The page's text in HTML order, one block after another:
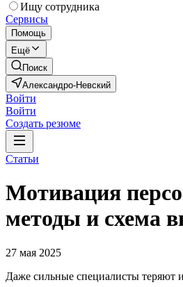
Ищу сотрудника
Сервисы
Помощь
Ещё
Поиск
Александро-Невский
Войти
Войти
Создать резюме
Статьи
Мотивация
методы и схема
27 мая 2025
Даже сильные специалисты теряют